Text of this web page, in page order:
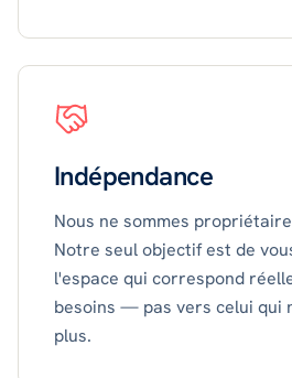
Indépendance
Nous ne sommes
Notre seul objectif est de
l'espace qui correspond
besoins — pas vers celui qui
plus.